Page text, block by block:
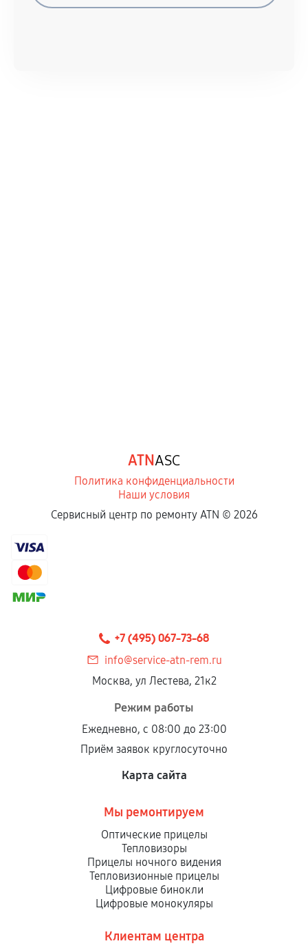
ATNASC
Политика конфиденциальности
Наши условия
Сервисный центр по ремонту ATN © 2026
+7 (495) 067-73-68
info@service-atn-rem.ru
Москва, ул Лестева, 21к2
Режим работы
Ежедневно, с 08:00 до 23:00
Приём заявок круглосуточно
Карта сайта
Мы ремонтируем
Оптические прицелы
Тепловизоры
Прицелы ночного видения
Тепловизионные прицелы
Цифровые бинокли
Цифровые монокуляры
Клиентам центра